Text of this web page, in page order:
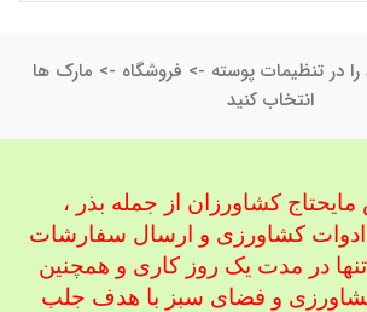
را در تنظیمات پوسته -> فروشگاه -> مارک ها
انتخاب کنید
کشاورزان از جمله بذر ،
ادوات کشاورزی و ارسال سفارشات
در مدت یک روز کاری و همچنین
و فضای سبز با هدف جلب